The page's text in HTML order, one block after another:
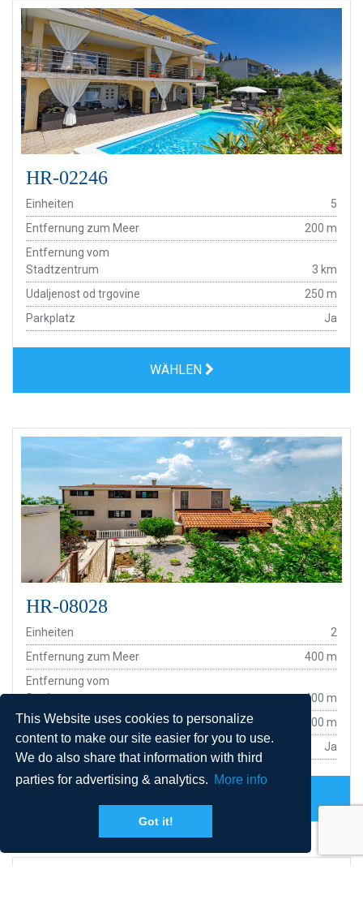
This Website uses cookies to personalize
content to make our site easier for you to use.
We do also share that information with third
parties for advertising & analytics. More info
Got it!
HR-02246
Einheiten
5
Entfernung zum Meer
200 m
Entfernung vom
Stadtzentrum
3 km
Udaljenost od trgovine
250 m
Parkplatz
Ja
WÄHLEN
HR-08028
Einheiten
2
Entfernung zum Meer
400 m
Entfernung vom
Stadtzentrum
400 m
Udaljenost od trgovine
400 m
Parkplatz
Ja